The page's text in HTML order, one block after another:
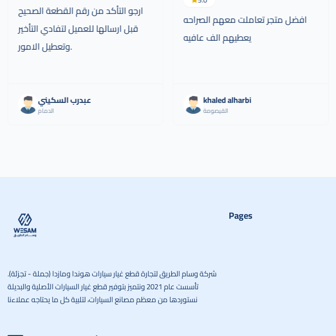
ارجو التأكد من رقم القطعة الصحيح
قبل ارسالها للعميل لتفادي التأخير
وتعطيل الامور.
عبدرب السكيني
الدمام
افضل متجر تعاملت معهم الصراحه
يعطيهم الف عافيه
khaled alharbi
القيصومة
شركة وسام الطريق لتجارة قطع غيار سيارات هوندا ومازدا (جملة - تجزئة).
تأسست عام 2021 ونتميز بتوفير قطع غيار السيارات الأصلية والبديلة
نستوردها من معظم مصانع السيارات، لتلبية كل ما يحتاجه عملاءنا
Pages